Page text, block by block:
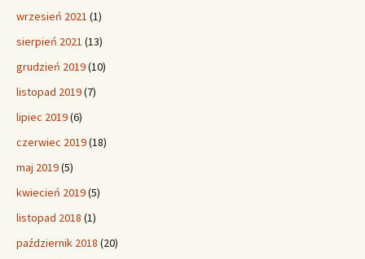
wrzesień 2021 (1)
sierpień 2021 (13)
grudzień 2019(10)
listopad 2019(7)
lipiec 2019(6)
czerwiec 2019(18)
maj 2019(5)
kwiecień 2019(5)
listopad 2018 (1)
październik 2018 (20)